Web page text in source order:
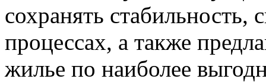
сохранять стабильность,
процессах, а также
жилье по наиболее